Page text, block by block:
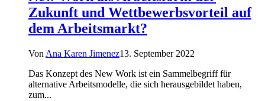
Zukunft und Wettbewerbsvorteil auf
dem Arbeitsmarkt?
Von Ana Karen Jimenez13. September 2022
Das Konzept des New Work ist ein Sammelbegriff für
alternative Arbeitsmodelle, die sich herausgebildet haben,
zum...